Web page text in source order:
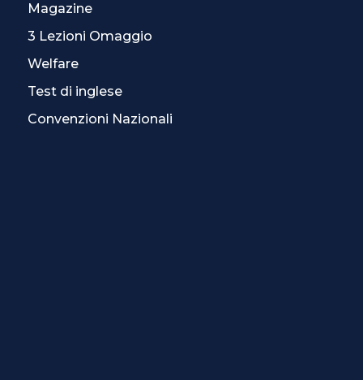
Magazine
3 Lezioni Omaggio
Welfare
Test di inglese
Convenzioni Nazionali